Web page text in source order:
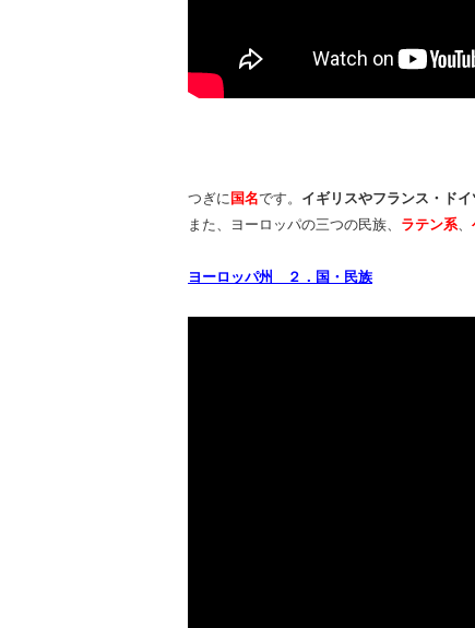
つぎに 国名です。 イギリスやフランス・ド
また、ヨーロッパの三つの民族、 ラテン系、
ヨーロッパ州 ２．国・民族